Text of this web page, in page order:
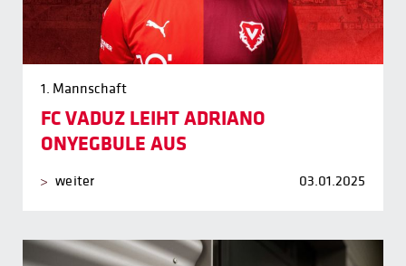
1. Mannschaft
FC VADUZ LEIHT ADRIANO
ONYEGBULE AUS
weiter 03.01.2025